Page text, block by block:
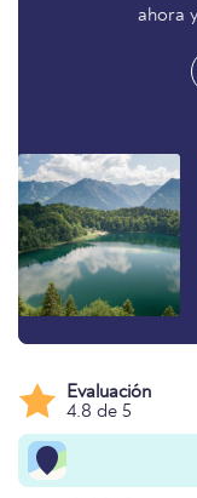
ahora
Evaluación
4.8 de 5